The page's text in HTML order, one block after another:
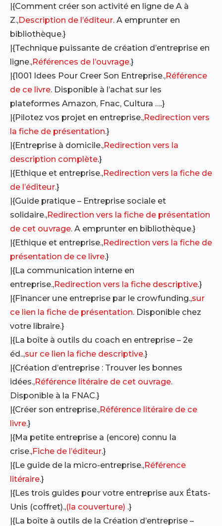
|{Comment créer son activité en ligne de A à
Z.,Description de l’éditeur. A emprunter en
bibliothèque.}
|{Technique puissante de création d’entreprise en
ligne.,Références de l’ouvrage.}
|{1001 Idees Pour Creer Son Entreprise.,Référence
de ce livre. Disponible à l’achat sur les
plateformes Amazon, Fnac, Cultura ….}
|{Pilotez vos projet en entreprise.,Redirection vers
la fiche de présentation.}
|{Entreprise à domicile.,Redirection vers la
description complète.}
|{Ethique et entreprise.,Redirection vers la fiche de
de l’éditeur.}
|{Guide pratique – Entreprise sociale et
solidaire.,Redirection vers la fiche de présentation
de cet ouvrage. A emprunter en bibliothèque.}
|{Ethique et entreprise.,Redirection vers la fiche de
présentation de ce livre.}
|{La communication interne en
entreprise.,Redirection vers la fiche descriptive.}
|{Financer une entreprise par le crowfunding.,sur
ce lien la fiche de présentation. Disponible chez
votre libraire.}
|{La boîte à outils du coach en entreprise – 2e
éd..,sur ce lien la fiche descriptive.}
|{Création d’entreprise : Trouver les bonnes
idées.,Référence litéraire de cet ouvrage.
Disponible à la FNAC.}
|{Créer son entreprise.,Référence litéraire de ce
livre.}
|{Ma petite entreprise a (encore) connu la
crise.,Fiche de l’éditeur.}
|{Le guide de la micro-entreprise.,Référence
litéraire.}
|{Les trois guides pour votre entreprise aux États-
Unis (coffret).,(la couverture) .}
|{La boîte à outils de la Création d’entreprise –